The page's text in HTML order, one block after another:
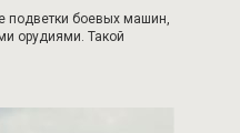
подветки боевых машин,
орудиями. Такой